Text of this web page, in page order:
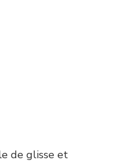
de glisse et